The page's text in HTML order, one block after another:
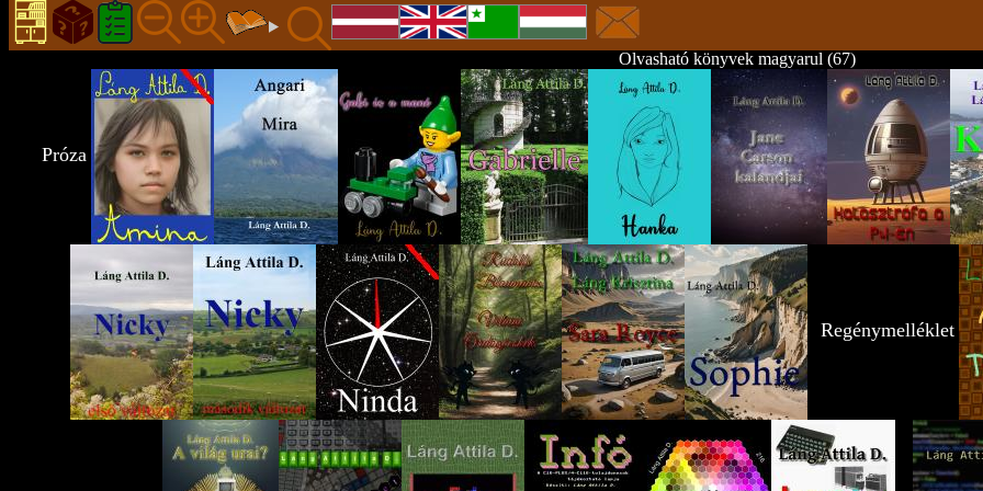
Olvasható könyvek magyarul (67)
Próza
Regénymelléklet